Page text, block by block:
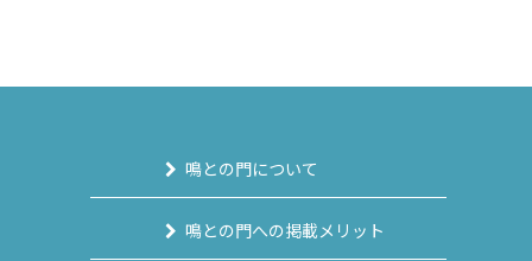
鳴との門について
鳴との門への掲載メリット